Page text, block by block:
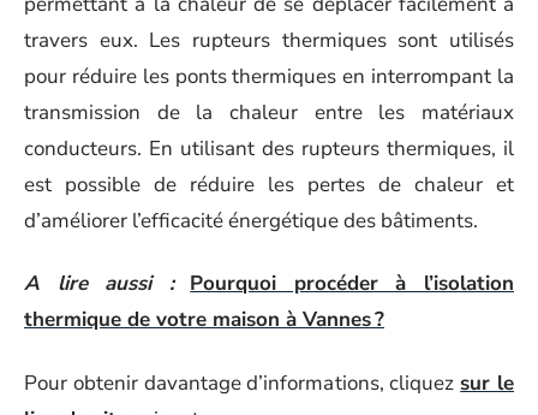
travers eux. Les rupteurs thermiques sont utilisés
pour réduire les ponts thermiques en interrompant la
transmission de la chaleur entre les matériaux
conducteurs. En utilisant des rupteurs thermiques, il
est possible de réduire les pertes de chaleur et
d’améliorer l’efficacité énergétique des bâtiments.
A lire aussi :
Pourquoi procéder à l’isolation
thermique de votre maison à Vannes ?
Pour obtenir davantage d’informations, cliquez sur le